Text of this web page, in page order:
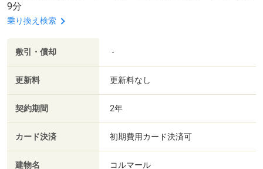
9分
乗り換え検索
敷引・償却 -
更新料 更新料なし
契約期間 2年
カード決済 初期費用カード決済可
建物名 コルマール